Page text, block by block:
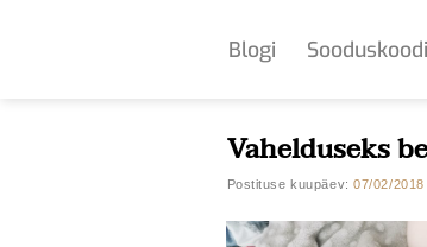
Blogi
Vahelduseks
Postituse kuupäev:07/02/2018